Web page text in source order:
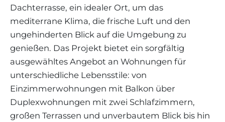
Dachterrasse, ein idealer Ort, um das
mediterrane Klima, die frische Luft und den
ungehinderten Blick auf die Umgebung zu
genießen. Das Projekt bietet ein sorgfältig
ausgewähltes Angebot an Wohnungen für
unterschiedliche Lebensstile: von
Einzimmerwohnungen mit Balkon über
Duplexwohnungen mit zwei Schlafzimmern,
großen Terrassen und unverbautem Blick bis hin